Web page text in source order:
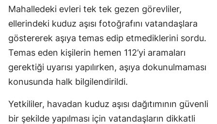
Mahalledeki evleri tek tek gezen görevliler,
ellerindeki kuduz aşısı fotoğrafını vatandaşlara
göstererek aşıya temas edip etmediklerini sordu.
Temas eden kişilerin hemen 112’yi aramaları
gerektiği uyarısı yapılırken, aşıya dokunulmaması
konusunda halk bilgilendirildi.
Yetkililer, havadan kuduz aşısı dağıtımının güvenli
bir şekilde yapılması için vatandaşların dikkatli